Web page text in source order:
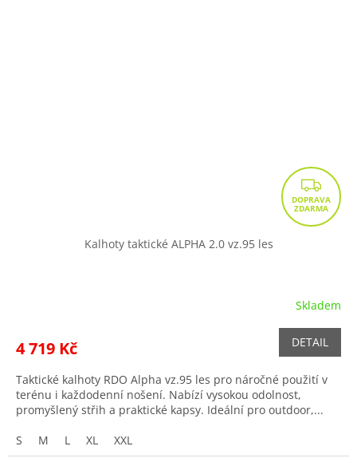
Z
D
A
Kalhoty taktické ALPHA 2.0 vz.95 les
Skladem
4 719 Kč DETAIL
Taktické kalhoty RDO Alpha vz.95 les pro náročné použití v
terénu i každodenní nošení. Nabízí vysokou odolnost,
promyšlený střih a praktické kapsy. Ideální pro outdoor,...
S
M L XL XXL